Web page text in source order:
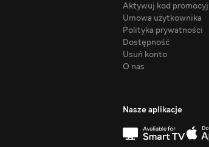
Aktywuj kod
Umowa użytkownika
Polityka prywatności
Dostępność
Usuń konto
O nas
Nasze aplikacje